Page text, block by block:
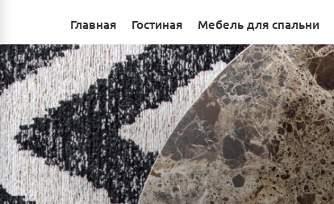
Главная Гостиная Мебель для спальни